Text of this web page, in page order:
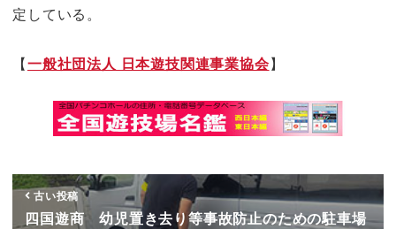
定している。
【一般社団法人 日本遊技関連事業協会】
古い投稿
四国遊商 幼児置き去り等事故防止のための駐車場